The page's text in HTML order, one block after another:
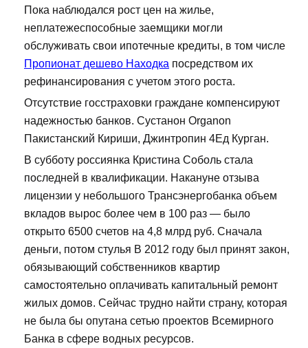
Пока наблюдался рост цен на жилье,
неплатежеспособные заемщики могли
обслуживать свои ипотечные кредиты, в том числе
Пропионат дешево Находка посредством их
рефинансирования с учетом этого роста.
Отсутствие госстраховки граждане компенсируют
надежностью банков. Сустанон Organon
Пакистанский Кириши, Джинтропин 4Ед Курган.
В субботу россиянка Кристина Соболь стала
последней в квалификации. Накануне отзыва
лицензии у небольшого Трансэнергобанка объем
вкладов вырос более чем в 100 раз — было
открыто 6500 счетов на 4,8 млрд руб. Сначала
деньги, потом стулья В 2012 году был принят закон,
обязывающий собственников квартир
самостоятельно оплачивать капитальный ремонт
жилых домов. Сейчас трудно найти страну, которая
не была бы опутана сетью проектов Всемирного
Банка в сфере водных ресурсов.